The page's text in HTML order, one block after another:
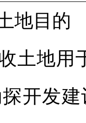
地目的
土地用
开发